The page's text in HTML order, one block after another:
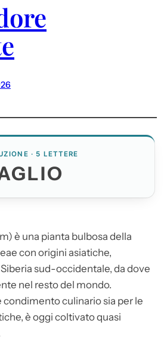
· 5 LETTERE
è una pianta bulbosa della
con origini asiatiche,
sud-occidentale, da dove
nel resto del mondo.
condimento culinario sia per le
è oggi coltivato quasi